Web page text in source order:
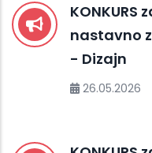
nastavno
- Dizajn
26.05.2026